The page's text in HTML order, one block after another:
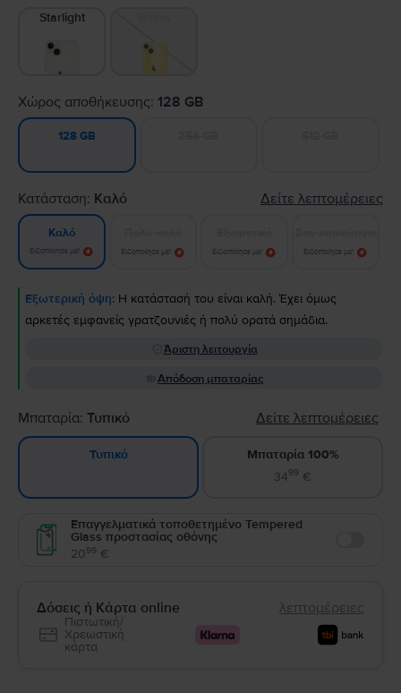
Starlight
Χώρος αποθήκευσης: 128 GB
128 GB
Κατάσταση: Καλό Δείτε λεπτομέρειες
Καλό
Ειδοποίησε με! Ειδοποίησε με! Ειδοποίησε με! Ειδοποίησε με!
Εξωτερική όψη: Η κατάστασή του είναι καλή. Έχει όμως
αρκετές εμφανείς γρατζουνιές ή πολύ ορατά σημάδια.
Άριστη λειτουργία
Απόδοση μπαταρίας
Μπαταρία: Τυπικό Δείτε λεπτομέρειες
Τυπικό
Μπαταρία 100%
3499 €
Επαγγελματικά τοποθετημένο Tempered
Glass προστασίας οθόνης
2099 €
Δόσεις ή Κάρτα online λεπτομέρειες
Πιστωτική/
Χρεωστική
κάρτα